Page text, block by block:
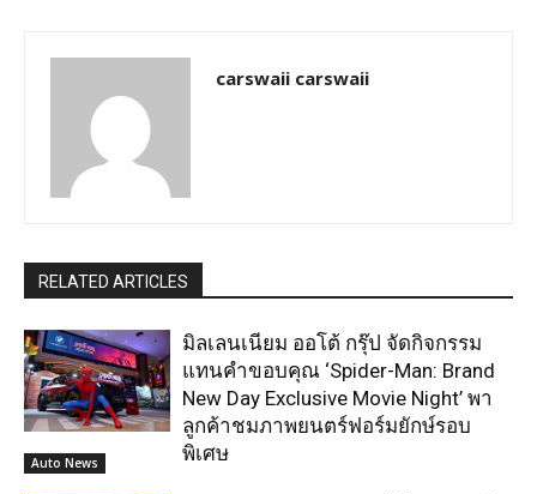
carswaii carswaii
RELATED ARTICLES
Auto News
มิลเลนเนียม ออโต้ กรุ๊ป จัดกิจกรรม
แทนคำขอบคุณ ‘Spider-Man: Brand
New Day Exclusive Movie Night’ พา
ลูกค้าชมภาพยนตร์ฟอร์มยักษ์รอบ
พิเศษ